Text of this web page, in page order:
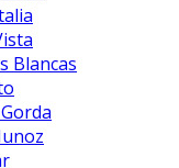
Blancas